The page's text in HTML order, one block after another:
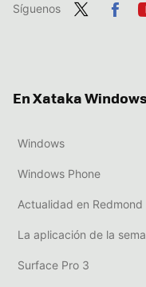
Síguenos
En Xataka
Windows
Windows Phone
Actualidad en Redmond
La aplicación de la
Surface Pro 3